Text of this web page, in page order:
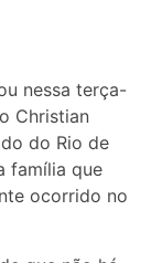
nessa terça-
Christian
do Rio de
família que
ocorrido no